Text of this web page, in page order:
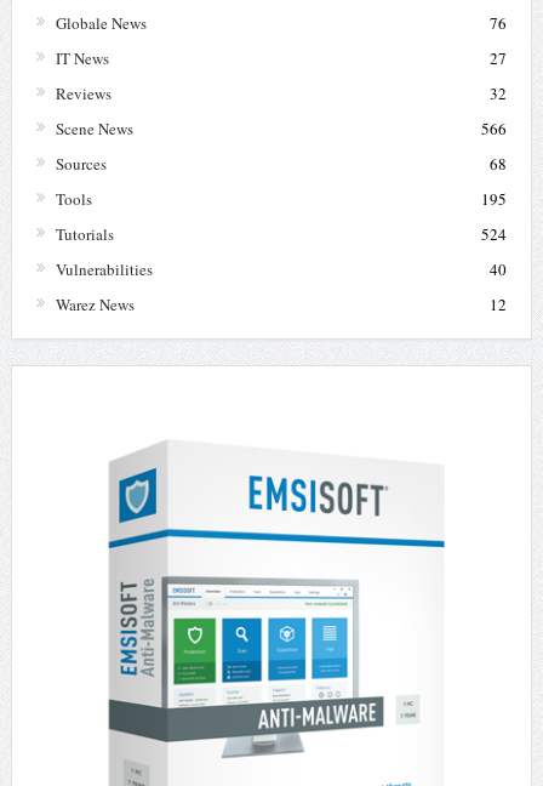
Globale News
76
IT News
27
Reviews
32
Scene News
566
Sources
68
Tools
195
Tutorials
524
Vulnerabilities
40
Warez News
12